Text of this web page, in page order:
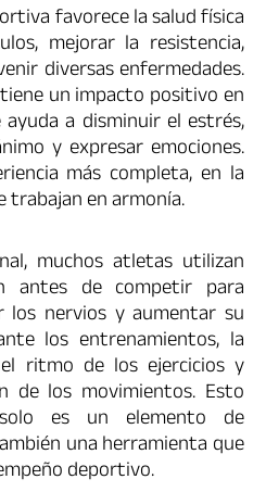
favorece la salud física
mejorar la resistencia,
diversas enfermedades.
un impacto positivo en
a disminuir el estrés,
y expresar emociones.
más completa, en la
trabajan en armonía.
muchos atletas utilizan
antes de competir para
los nervios y aumentar su
los entrenamientos, la
ritmo de los ejercicios y
de los movimientos. Esto
es un elemento de
una herramienta que
deportivo.